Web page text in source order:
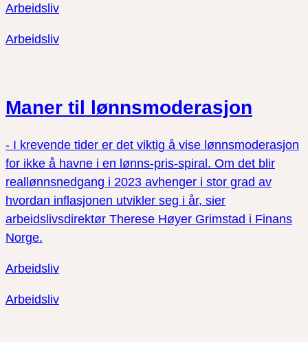
Arbeidsliv
Arbeidsliv
Maner til lønnsmoderasjon
- I krevende tider er det viktig å vise lønnsmoderasjon
for ikke å havne i en lønns-pris-spiral. Om det blir
reallønnsnedgang i 2023 avhenger i stor grad av
hvordan inflasjonen utvikler seg i år, sier
arbeidslivsdirektør Therese Høyer Grimstad i Finans
Norge.
Arbeidsliv
Arbeidsliv